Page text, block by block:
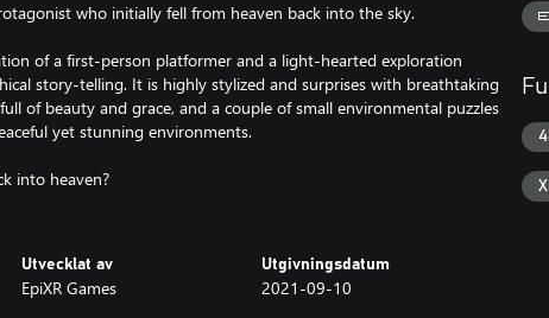
who initially fell from heaven back into the sky.
of a first-person platformer and a light-hearted exploration
story-telling. It is highly stylized and surprises with breathtaking
of beauty and grace, and a couple of small environmental puzzles
yet stunning environments.
into heaven?
Utvecklat av
EpiXR Games
Utgivningsdatum
2021-09-10